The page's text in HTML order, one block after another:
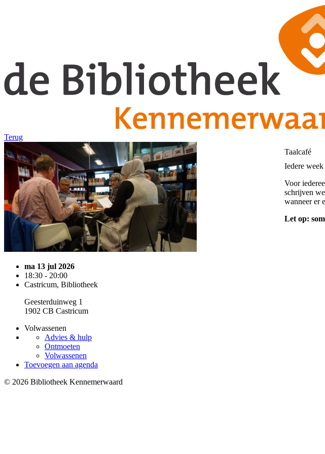
Terug
ma 13 jul 2026
18:30 - 20:00
Castricum, Bibliotheek
Geesterduinweg 1
1902 CB Castricum
Volwassenen
Advies & hulp
Ontmoeten
Volwassenen
Toevoegen aan agenda
Taalcafé
Iedere
Voor
schrijven
wanneer er
Let op:
© 2026 Bibliotheek Kennemerwaard